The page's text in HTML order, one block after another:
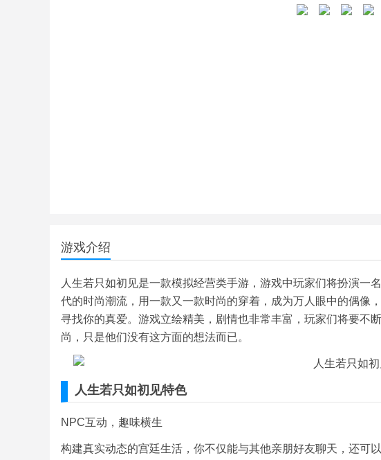
游戏介绍
人生若只如初见是一款模拟经营类手游，游戏中玩家们将扮演一
代的时尚潮流，用一款又一款时尚的穿着，成为万人眼中的偶像
寻找你的真爱。游戏立绘精美，剧情也非常丰富，玩家们将要不
尚，只是他们没有这方面的想法而已。
人生若只如初见特色
NPC互动，趣味横生
构建真实动态的宫廷生活，你不仅能与其他亲朋好友聊天，还可